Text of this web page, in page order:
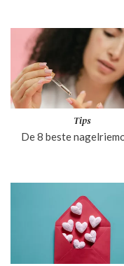
Tips
De 8 beste